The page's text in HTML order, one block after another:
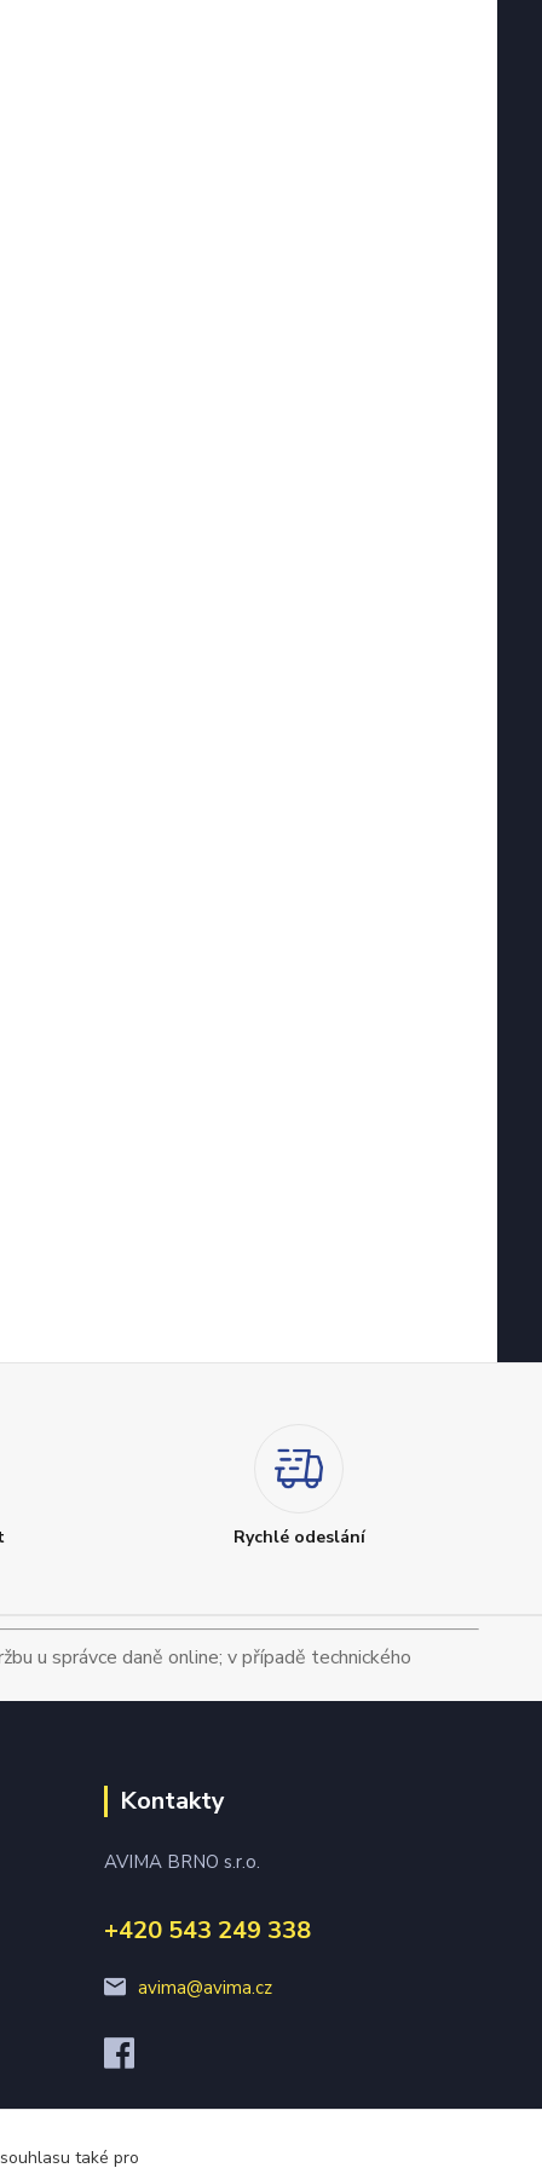
Rychlé odeslání
u správce daně online; v případě technického
Kontakty
AVIMA BRNO s.r.o.
+420 543 249 338
avima@avima.cz
také pro